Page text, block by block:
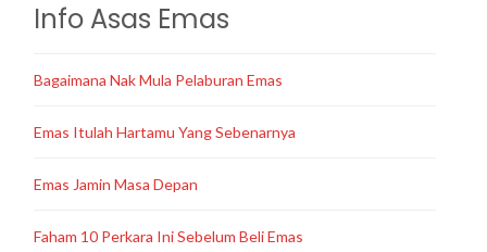
Info Asas Emas
Bagaimana Nak Mula Pelaburan Emas
Emas Itulah Hartamu Yang Sebenarnya
Emas Jamin Masa Depan
Faham 10 Perkara Ini Sebelum Beli Emas